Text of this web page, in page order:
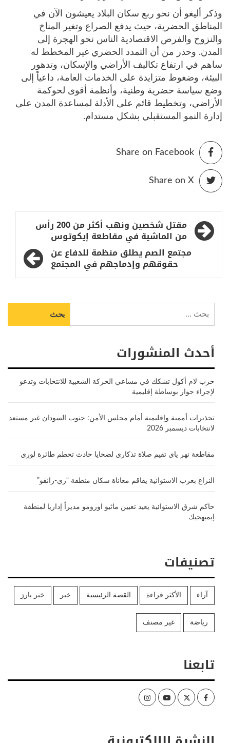
وذكر أليغو أن نحو ربع سكان البلاد يعيشون الآن في
المناطق الحضرية، حيث يدفع الصراع وتغير المناخ
والنزوح والفرص الاقتصادية الناس نحو الهجرة إلى
المدن. وحذر من أن التمدد الحضري غير المخطط له
ساهم في ارتفاع تكاليف الأراضي والإسكان، وتدهور
البيئة، وضغوط متزايدة على الخدمات العامة، داعياً إلى
وضع سياسة حضرية وطنية، وأنظمة أقوى لحوكمة
الأراضي، وتخطيط قائم على الأدلة لمساعدة المدن على
إدارة النمو المستقبلي بشكل مستدام.
Share on Facebook
Share on X
تصفّح
المقالات
مقتل شخصين ونهب أكثر من 200 رأس
من الماشية في مقاطعة إيكوتوس
مجتمع الصم يطلق منظمة للدفاع عن
حقوقهم وإدماجهم في المجتمع
عن:
أحدث المنشورات
حزب لام أكول تشكك في مساعي الحركة الشعبية للانتخابات وتدعو
لإجراء حوار بوساطة إقليمية
تحذيرات أممية وإقليمية أمام مجلس الأمن: جنوب السودان غير مستعد
لانتخابات ديسمبر 2026
مقاطعة نهر ياي تقيم صلاة تذكاري لضحايا حادث تحطم طائرة لوري
النزاع بغرب الاستوائية يفاقم معاناة سكان منطقة “ري-رانقو”
حاكم شرق الاستوائية يعيد تعيين ماثيو اورومو مديراً إداريا لمنطقة
إيميهجيك
تصنيفات
آراء الأكثر قراءة القصة الرئيسية خبر خبر بارز
رياضة غير مصنف
تابعنا
Facebook
Twitter
Youtube
Instagram